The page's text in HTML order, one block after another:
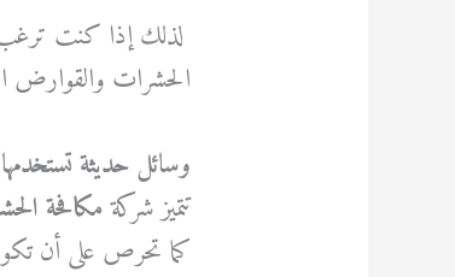
لذلك إذا كنت ترغب
الحشرات والقوارض
وسائل حديثة
تتميز شركةمكافحة
كما تحرص على أن